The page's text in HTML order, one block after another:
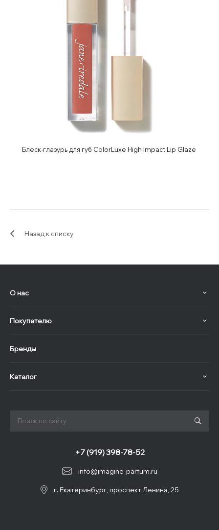
Блеск-глазурь для губ ColorLuxe High Impact Lip Glaze
Назад к списку
О нас
Покупателю
Бренды
Каталог
info@imagine-parfum.ru
+7 (919) 398-78-52
г. Екатеринбург, проспект Ленина, 25